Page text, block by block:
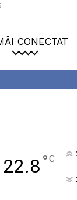
CONECTAT
22.8°C